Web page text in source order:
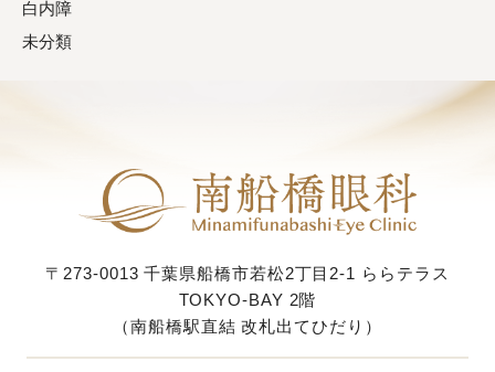
白内障
未分類
〒273-0013 千葉県船橋市若松2丁目2-1 ららテラス
TOKYO-BAY 2階
（南船橋駅直結 改札出てひだり）